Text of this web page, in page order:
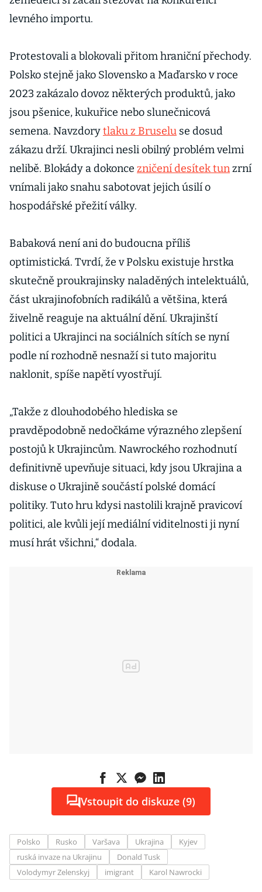
levného importu.
Protestovali a blokovali přitom hraniční přechody.
Polsko stejně jako Slovensko a Maďarsko v roce
2023 zakázalo dovoz některých produktů, jako
jsou pšenice, kukuřice nebo slunečnicová
semena. Navzdorytlaku z Bruselu se dosud
zákazu drží. Ukrajinci nesli obilný problém velmi
nelibě. Blokády a dokonce zničení desítek tunzrní
vnímali jako snahu sabotovat jejich úsilí o
hospodářské přežití války.
Babaková není ani do budoucna příliš
optimistická. Tvrdí, že v Polsku existuje hrstka
skutečně proukrajinsky naladěných intelektuálů,
část ukrajinofobních radikálů a většina, která
živelně reaguje na aktuální dění. Ukrajinští
politici a Ukrajinci na sociálních sítích se nyní
podle ní rozhodně nesnaží si tuto majoritu
naklonit, spíše napětí vyostřují.
„Takže z dlouhodobého hlediska se
pravděpodobně nedočkáme výrazného zlepšení
postojů k Ukrajincům. Nawrockého rozhodnutí
definitivně upevňuje situaci, kdy jsou Ukrajina a
diskuse o Ukrajině součástí polské domácí
politiky. Tuto hru kdysi nastolili krajně pravicoví
politici, ale kvůli její mediální viditelnosti ji nyní
musí hrát všichni,“ dodala.
Vstoupit do diskuze (9)
Polsko Rusko Varšava Ukrajina
Kyjev
ruská invaze na Ukrajinu
Donald Tusk
Volodymyr Zelenskyj
imigrant Karol Nawrocki